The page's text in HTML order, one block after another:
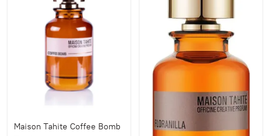
Maison Tahite Coffee Bomb